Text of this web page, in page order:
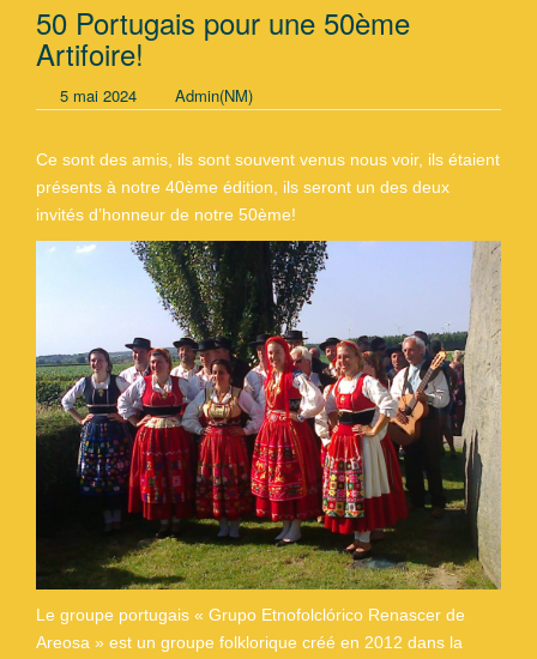
50 Portugais pour une 50ème
Artifoire!
5 mai 2024 Admin(NM)
Ce sont des amis, ils sont souvent venus nous voir, ils étaient
présents à notre 40ème édition, ils seront un des deux
invités d’honneur de notre 50ème!
Le groupe portugais « Grupo Etnofolclórico Renascer de
Areosa » est un groupe folklorique créé en 2012 dans la